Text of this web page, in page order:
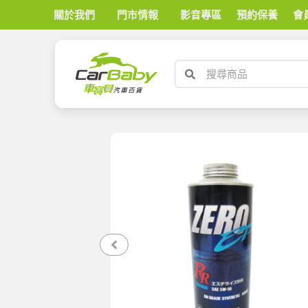
關於我們 門市情報 影音專區 預約保養 會